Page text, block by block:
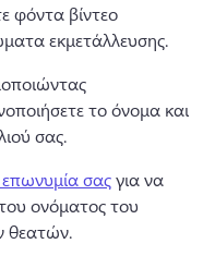
φόντα βίντεο
εκμετάλλευσης.
το όνομα και
σας.
σας για να
ονόματος του
θεατών.